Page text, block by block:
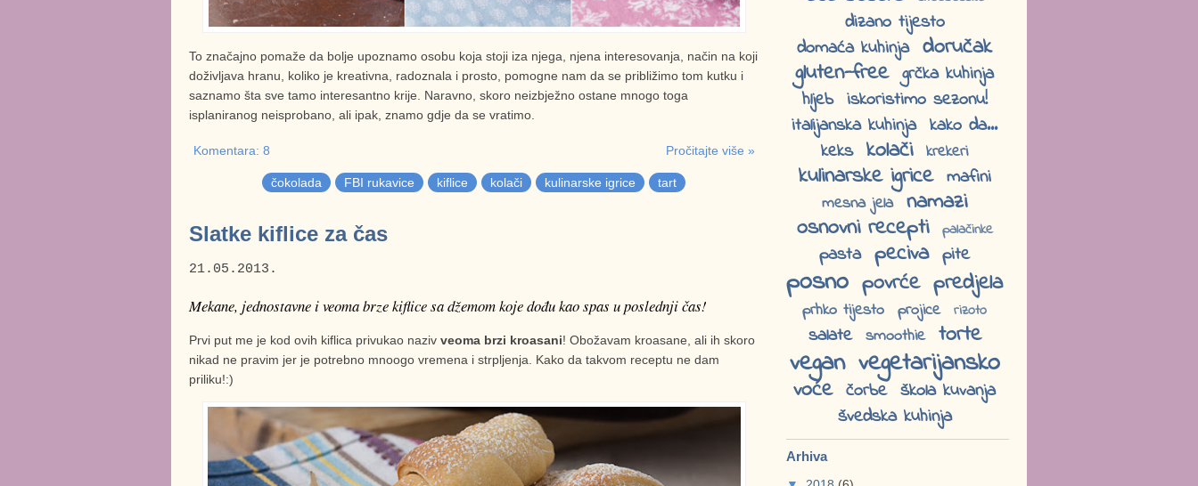
To značajno pomaže da bolje upoznamo osobu koja stoji iza njega, njena interesovanja, način na koji
doživljava hranu, koliko je kreativna, radoznala i prosto, pomogne nam da se približimo tom kutku i
saznamo šta sve tamo interesantno krije. Naravno, skoro neizbježno ostane mnogo toga
isplaniranog neisprobano, ali ipak, znamo gdje da se vratimo.
Komentara: 8 Pročitajte više »
čokolada FBI rukavice kiflice kolači kulinarske igrice tart
Slatke kiflice za čas
21.05.2013.
Mekane, jednostavne i veoma brze kiflice sa džemom koje dođu kao spas u poslednji čas!
Prvi put me je kod ovih kiflica privukao naziv veoma brzi kroasani! Obožavam kroasane, ali ih skoro
nikad ne pravim jer je potrebno mnoogo vremena i strpljenja. Kako da takvom receptu ne dam
priliku!:)
dizano tijesto
domaća kuhinja doručak
gluten-free grčka kuhinja
hljeb iskoristimo sezonu!
italijanska kuhinja kako da...
keks kolači krekeri
kulinarske igrice mafini
mesna jela namazi
osnovni recepti
palačinke
pasta peciva pite
posno povrće predjela
prhko tijesto projice rizoto
salate smoothie torte
vegan vegetarijansko
voće čorbe škola kuvanja
švedska kuhinja
Arhiva